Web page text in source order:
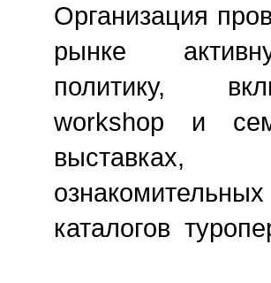
Организация
рынке
политику,
workshop и
каталогов